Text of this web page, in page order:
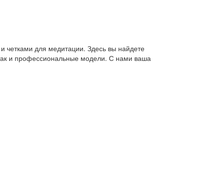
четками для медитации. Здесь вы найдете
и профессиональные модели. С нами ваша